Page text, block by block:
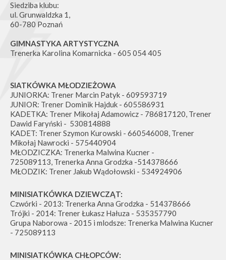
Siedziba klubu:
ul. Grunwaldzka 1,
60-780 Poznań
GIMNASTYKA ARTYSTYCZNA
Trenerka Karolina Komarnicka - 605 054 405
SIATKÓWKA MŁODZIEŻOWA
JUNIORKA: Trener Marcin Patyk - 609593719
JUNIOR: Trener Dominik Hajduk - 605586931
KADETKA: Trener Mikołaj Adamowicz - 786817120, Trener
Dawid Faryński - 530814888
KADET: Trener Szymon Kurowski - 660546008, Trener
Mikołaj Nawrocki - 575440904
MŁODZICZKA: Trenerka Malwina Kucner -
725089113, Trenerka Anna Grodzka -514378666
MŁODZIK: Trener Jakub Wądołowski - 534924906
MINISIATKÓWKA DZIEWCZĄT:
Czwórki - 2013: Trenerka Anna Grodzka - 514378666
Trójki - 2014: Trener Łukasz Hałuza - 535357790
Grupa Naborowa - 2015 i mlodsze: Trenerka Malwina Kucner
- 725089113
MINISIATKÓWKA CHŁOPCÓW: